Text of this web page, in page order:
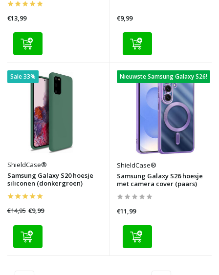
€13,99 €9,99
Sale 33%
ShieldCase®
Samsung Galaxy S20 hoesje
siliconen (donkergroen)
€14,95 €9,99
Nieuwste Samsung Galaxy S26!
ShieldCase®
Samsung Galaxy S26 hoesje
met camera cover (paars)
€11,99